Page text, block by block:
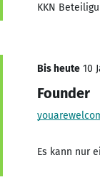
KKN
Bis heute 10
Founder
Es kann nur